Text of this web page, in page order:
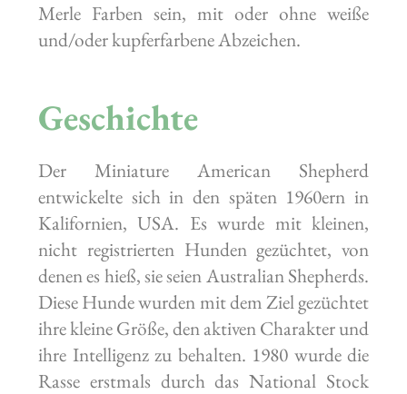
Merle Farben sein, mit oder ohne weiße
und/oder kupferfarbene Abzeichen.
Geschichte
Der Miniature American Shepherd
entwickelte sich in den späten 1960ern in
Kalifornien, USA. Es wurde mit kleinen,
nicht registrierten Hunden gezüchtet, von
denen es hieß, sie seien Australian Shepherds.
Diese Hunde wurden mit dem Ziel gezüchtet
ihre kleine Größe, den aktiven Charakter und
ihre Intelligenz zu behalten. 1980 wurde die
Rasse erstmals durch das National Stock